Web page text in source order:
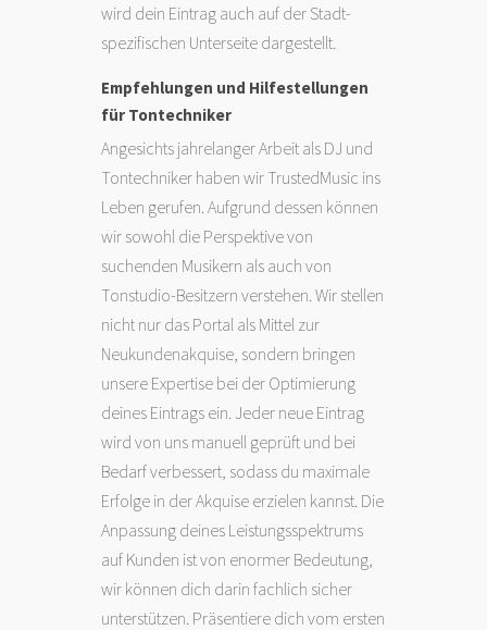
wird dein Eintrag auch auf der Stadt-
spezifischen Unterseite dargestellt.
Empfehlungen und Hilfestellungen
für Tontechniker
Angesichts jahrelanger Arbeit als DJ und
Tontechniker haben wir TrustedMusic ins
Leben gerufen. Aufgrund dessen können
wir sowohl die Perspektive von
suchenden Musikern als auch von
Tonstudio-Besitzern verstehen. Wir stellen
nicht nur das Portal als Mittel zur
Neukundenakquise, sondern bringen
unsere Expertise bei der Optimierung
deines Eintrags ein. Jeder neue Eintrag
wird von uns manuell geprüft und bei
Bedarf verbessert, sodass du maximale
Erfolge in der Akquise erzielen kannst. Die
Anpassung deines Leistungsspektrums
auf Kunden ist von enormer Bedeutung,
wir können dich darin fachlich sicher
unterstützen. Präsentiere dich vom ersten